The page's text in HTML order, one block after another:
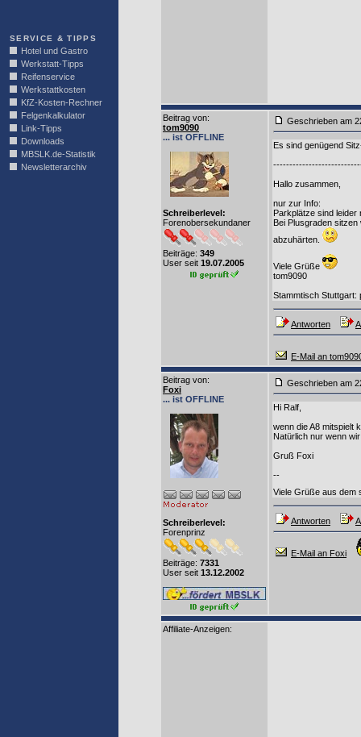
SERVICE & TIPPS
Hotel und Gastro
Werkstatt-Tipps
Reifenservice
Werkstattkosten
KfZ-Kosten-Rechner
Felgenkalkulator
Link-Tipps
Downloads
MBSLK.de-Statistik
Newsletterarchiv
Beitrag von:
tom9090
... ist OFFLINE
Schreiberlevel:
Forenobersekundaner
Beiträge: 349
User seit 19.07.2005
Geschrieben
Es sind genügend
Hallo zusammen,
nur zur Info:
Parkplätze sind
Bei Plusgraden
abzuhärten.
Viele Grüße
tom9090
Stammtisch Stuttgart:
Antworten
E-Mail an
Beitrag von:
Foxi
... ist OFFLINE
Schreiberlevel:
Forenprinz
Beiträge: 7331
User seit 13.12.2002
Geschrieben
Hi Ralf,
wenn die A8 mitspielt
Natürlich nur wenn
Gruß Foxi
--
Viele Grüße aus dem
Antworten
E-Mail an Foxi
Affiliate-Anzeigen: